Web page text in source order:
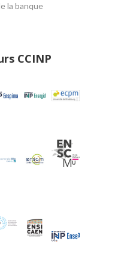
la banque
CCINP